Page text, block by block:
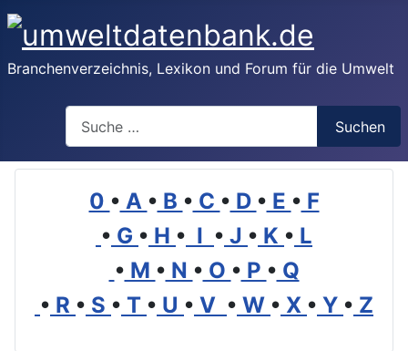
Branchenverzeichnis, Lexikon und Forum für die Umwelt
Suchen
0 • A • B • C • D • E • F
• G • H • I • J • K • L
• M • N • O • P • Q
• R • S • T • U • V • W • X • Y • Z